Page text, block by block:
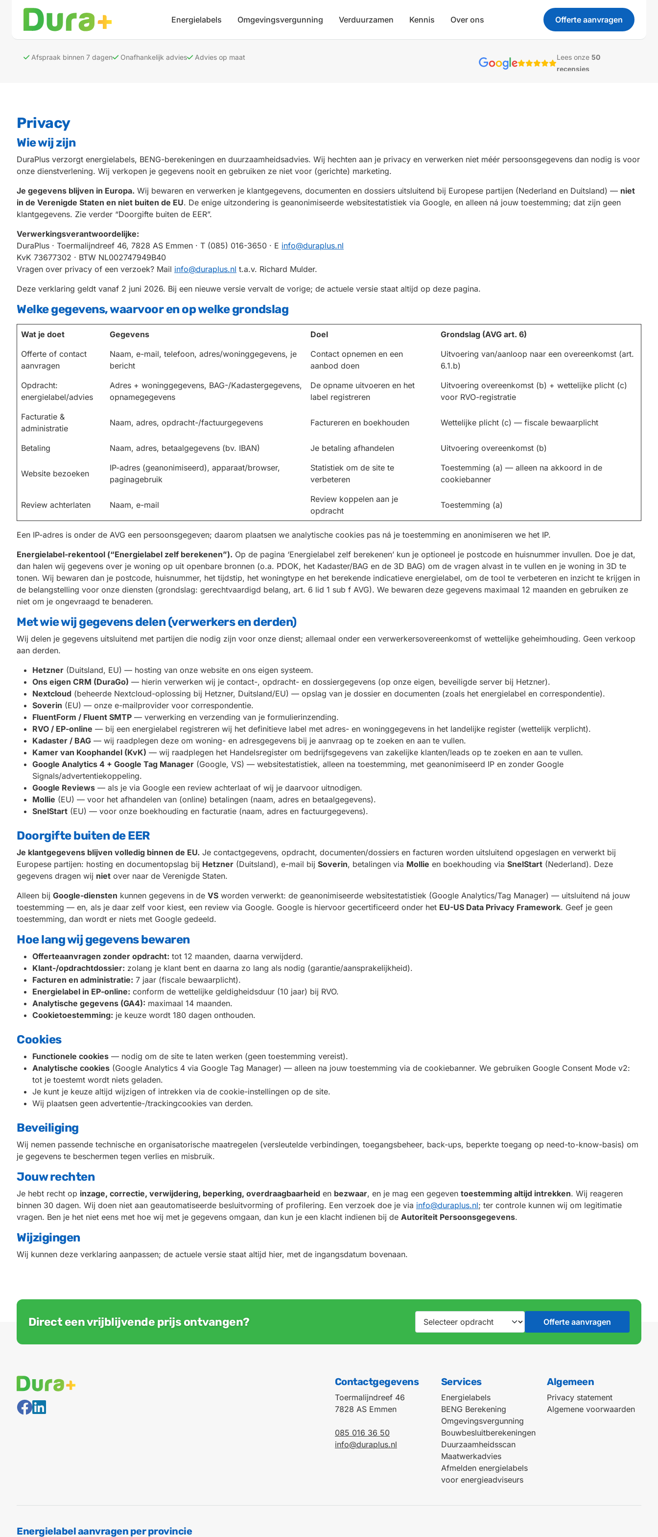
Afspraak binnen 7 dagen Onafhankelijk advies Advies op maat Lees onze50
recensies
Energielabels Omgevingsvergunning Verduurzamen Kennis Over ons Offerte aanvragen
Privacy
Wie wij zijn
DuraPlus verzorgt energielabels, BENG-berekeningen en duurzaamheidsadvies. Wij hechten aan je privacy en verwerken niet méér persoonsgegevens dan nodig is voor
onze dienstverlening. Wij verkopen je gegevens nooit en gebruiken ze niet voor (gerichte) marketing.
Je gegevens blijven in Europa. Wij bewaren en verwerken je klantgegevens, documenten en dossiers uitsluitend bij Europese partijen (Nederland en Duitsland) — niet
in de Verenigde Staten en niet buiten de EU. De enige uitzondering is geanonimiseerde websitestatistiek via Google, en alleen ná jouw toestemming; dat zijn geen
klantgegevens. Zie verder “Doorgifte buiten de EER”.
Verwerkingsverantwoordelijke:
DuraPlus · Toermalijndreef 46, 7828 AS Emmen · T (085) 016-3650 · E info@duraplus.nl
KvK 73677302 · BTW NL002747949B40
Vragen over privacy of een verzoek? Mail info@duraplus.nl t.a.v. Richard Mulder.
Deze verklaring geldt vanaf 2 juni 2026. Bij een nieuwe versie vervalt de vorige; de actuele versie staat altijd op deze pagina.
Welke gegevens, waarvoor en op welke grondslag
Wat je doet Gegevens Doel
Grondslag (AVG art. 6)
Offerte of contact
aanvragen
Naam, e-mail, telefoon, adres/woninggegevens, je
bericht
Contact opnemen en een
aanbod doen
Uitvoering van/aanloop naar een overeenkomst (art.
6.1.b)
Opdracht:
energielabel/advies
Adres + woninggegevens, BAG-/Kadastergegevens,
opnamegegevens
De opname uitvoeren en het
label registreren
Uitvoering overeenkomst (b) + wettelijke plicht (c)
voor RVO-registratie
Facturatie &
administratie
Naam, adres, opdracht-/factuurgegevens Factureren en boekhouden Wettelijke plicht (c) — fiscale bewaarplicht
Betaling Naam, adres, betaalgegevens (bv. IBAN) Je betaling afhandelen Uitvoering overeenkomst (b)
Website bezoeken
IP-adres (geanonimiseerd), apparaat/browser,
paginagebruik
Statistiek om de site te
verbeteren
Toestemming (a) — alleen na akkoord in de
cookiebanner
Review achterlaten Naam, e-mail
Review koppelen aan je
opdracht
Toestemming (a)
Een IP-adres is onder de AVG een persoonsgegeven; daarom plaatsen we analytische cookies pas ná je toestemming en anonimiseren we het IP.
Energielabel-rekentool (“Energielabel zelf berekenen”). Op de pagina ‘Energielabel zelf berekenen’ kun je optioneel je postcode en huisnummer invullen. Doe je dat,
dan halen wij gegevens over je woning op uit openbare bronnen (o.a. PDOK, het Kadaster/BAG en de 3D BAG) om de vragen alvast in te vullen en je woning in 3D te
tonen. Wij bewaren dan je postcode, huisnummer, het tijdstip, het woningtype en het berekende indicatieve energielabel, om de tool te verbeteren en inzicht te krijgen in
de belangstelling voor onze diensten (grondslag: gerechtvaardigd belang, art. 6 lid 1 sub f AVG). We bewaren deze gegevens maximaal 12 maanden en gebruiken ze
niet om je ongevraagd te benaderen.
Met wie wij gegevens delen (verwerkers en derden)
Wij delen je gegevens uitsluitend met partijen die nodig zijn voor onze dienst; allemaal onder een verwerkersovereenkomst of wettelijke geheimhouding. Geen verkoop
aan derden.
Hetzner (Duitsland, EU) — hosting van onze website en ons eigen systeem.
Ons eigen CRM (DuraGo) — hierin verwerken wij je contact-, opdracht- en dossiergegevens (op onze eigen, beveiligde server bij Hetzner).
Nextcloud (beheerde Nextcloud-oplossing bij Hetzner, Duitsland/EU) — opslag van je dossier en documenten (zoals het energielabel en correspondentie).
Soverin (EU) — onze e-mailprovider voor correspondentie.
FluentForm / Fluent SMTP — verwerking en verzending van je formulierinzending.
RVO / EP-online — bij een energielabel registreren wij het definitieve label met adres- en woninggegevens in het landelijke register (wettelijk verplicht).
Kadaster / BAG — wij raadplegen deze om woning- en adresgegevens bij je aanvraag op te zoeken en aan te vullen.
Kamer van Koophandel (KvK) — wij raadplegen het Handelsregister om bedrijfsgegevens van zakelijke klanten/leads op te zoeken en aan te vullen.
Google Analytics 4 + Google Tag Manager (Google, VS) — websitestatistiek, alleen na toestemming, met geanonimiseerd IP en zonder Google
Signals/advertentiekoppeling.
Google Reviews — als je via Google een review achterlaat of wij je daarvoor uitnodigen.
Mollie (EU) — voor het afhandelen van (online) betalingen (naam, adres en betaalgegevens).
SnelStart (EU) — voor onze boekhouding en facturatie (naam, adres en factuurgegevens).
Doorgifte buiten de EER
Je klantgegevens blijven volledig binnen de EU. Je contactgegevens, opdracht, documenten/dossiers en facturen worden uitsluitend opgeslagen en verwerkt bij
Europese partijen: hosting en documentopslag bij Hetzner (Duitsland), e-mail bij Soverin, betalingen via Mollie en boekhouding via SnelStart (Nederland). Deze
gegevens dragen wij niet over naar de Verenigde Staten.
Alleen bij Google-diensten kunnen gegevens in de VS worden verwerkt: de geanonimiseerde websitestatistiek (Google Analytics/Tag Manager) — uitsluitend ná jouw
toestemming — en, als je daar zelf voor kiest, een review via Google. Google is hiervoor gecertificeerd onder het EU-US Data Privacy Framework. Geef je geen
toestemming, dan wordt er niets met Google gedeeld.
Hoe lang wij gegevens bewaren
Offerteaanvragen zonder opdracht: tot 12 maanden, daarna verwijderd.
Klant-/opdrachtdossier: zolang je klant bent en daarna zo lang als nodig (garantie/aansprakelijkheid).
Facturen en administratie: 7 jaar (fiscale bewaarplicht).
Energielabel in EP-online: conform de wettelijke geldigheidsduur (10 jaar) bij RVO.
Analytische gegevens (GA4): maximaal 14 maanden.
Cookietoestemming: je keuze wordt 180 dagen onthouden.
Cookies
Functionele cookies — nodig om de site te laten werken (geen toestemming vereist).
Analytische cookies (Google Analytics 4 via Google Tag Manager) — alleen na jouw toestemming via de cookiebanner. We gebruiken Google Consent Mode v2:
tot je toestemt wordt niets geladen.
Je kunt je keuze altijd wijzigen of intrekken via de cookie-instellingen op de site.
Wij plaatsen geen advertentie-/trackingcookies van derden.
Beveiliging
Wij nemen passende technische en organisatorische maatregelen (versleutelde verbindingen, toegangsbeheer, back-ups, beperkte toegang op need-to-know-basis) om
je gegevens te beschermen tegen verlies en misbruik.
Jouw rechten
Je hebt recht op inzage, correctie, verwijdering, beperking, overdraagbaarheid en bezwaar, en je mag een gegeven toestemming altijd intrekken. Wij reageren
binnen 30 dagen. Wij doen niet aan geautomatiseerde besluitvorming of profilering. Een verzoek doe je via info@duraplus.nl; ter controle kunnen wij om legitimatie
vragen. Ben je het niet eens met hoe wij met je gegevens omgaan, dan kun je een klacht indienen bij de Autoriteit Persoonsgegevens.
Wijzigingen
Wij kunnen deze verklaring aanpassen; de actuele versie staat altijd hier, met de ingangsdatum bovenaan.
Direct een vrijblijvende prijs ontvangen?
Contactgegevens
Toermalijndreef 46
7828 AS Emmen
085 016 36 50
info@duraplus.nl
Services
Energielabels
BENG Berekening
Omgevingsvergunning
Bouwbesluitberekeningen
Duurzaamheidsscan
Maatwerkadvies
Afmelden energielabels
voor energieadviseurs
Algemeen
Privacy statement
Algemene voorwaarden
Energielabel aanvragen per provincie